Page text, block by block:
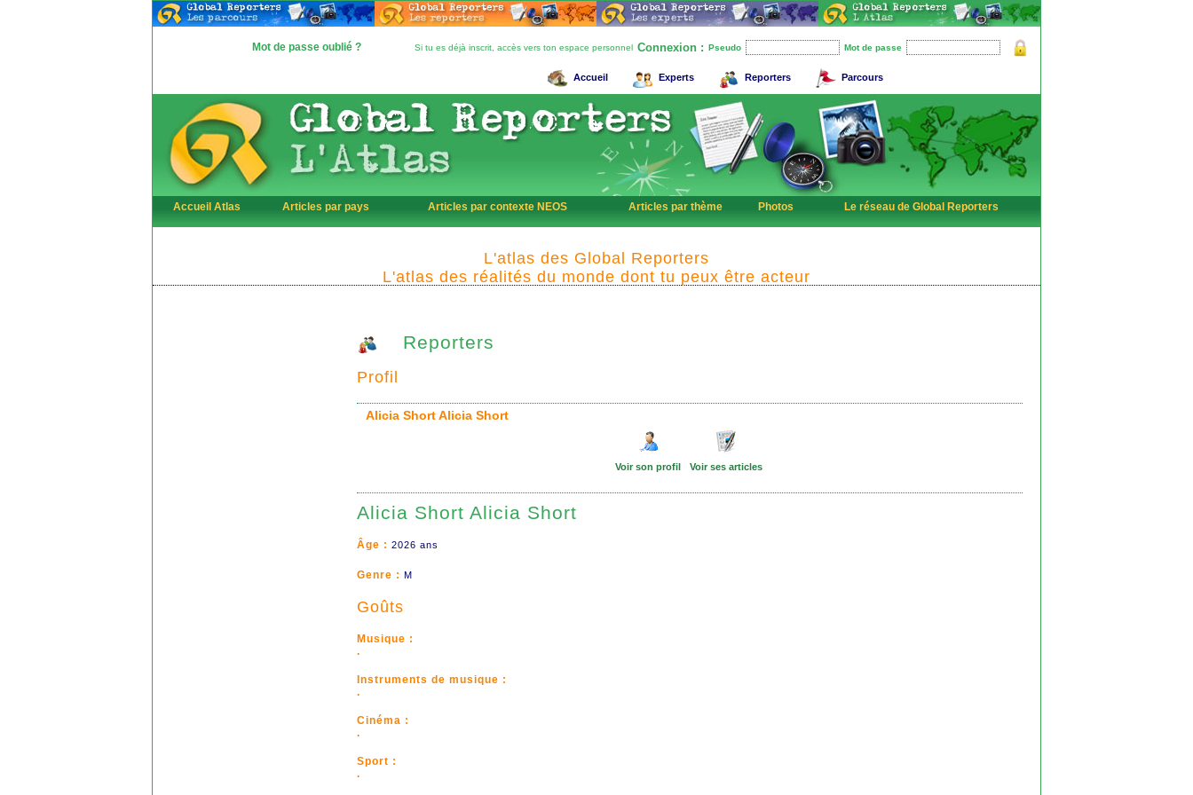
Mot de passe oublié ? Si tu es déjà inscrit, accès vers ton espace personnel Connexion : Pseudo Mot de passe
Accueil Experts Reporters Parcours
Accueil Atlas Articles par pays Articles par contexte NEOS Articles par thème Photos Le réseau de Global Reporters
L'atlas des Global Reporters
L'atlas des réalités du monde dont tu peux être acteur
Reporters
Profil
Alicia Short Alicia Short
Voir son profil Voir ses articles
Alicia Short Alicia Short
Âge : 2026 ans
Genre : M
Goûts
Musique :
.
Instruments de musique :
.
Cinéma :
.
Sport :
.